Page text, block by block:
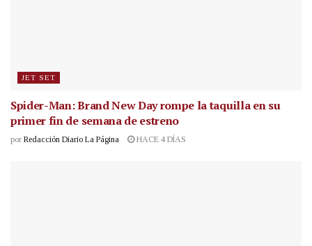
JET SET
Spider-Man: Brand New Day rompe la taquilla en su
primer fin de semana de estreno
por Redacción Diario La Página HACE 4 DÍAS